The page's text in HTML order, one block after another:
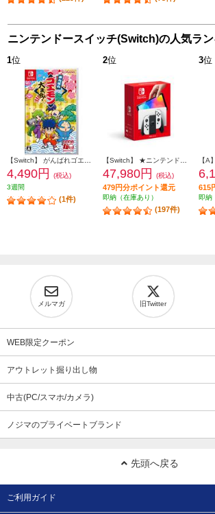
ニンテンドースイッチ(Switch)の人気ラ
1位
【Switch】 がんばれゴエモン大集合！
4,490円
(税込)
3週間
(1件)
2位
【Switch】 ★ニンテンドースイッチ本体 Nintendo Switch（有機ELモデル） Joy-Con(L)/(R) ホワイト
47,980円 (税込)
479円分ポイント還元
即納（在庫あり）
(197件)
3位
615
即納
メルマガ 旧Twitter
WEB限定クーポン
アウトレット掘り出し物
中古(PC/スマホ/カメラ)
ノジマのプライベートブランド
先頭へ戻る
ご利用ガイド